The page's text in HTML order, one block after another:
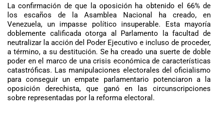
La confirmación de que la oposición ha obtenido el 66% de
los escaños de la Asamblea Nacional ha creado, en
Venezuela, un impasse político insuperable. Esta mayoría
doblemente calificada otorga al Parlamento la facultad de
neutralizar la acción del Poder Ejecutivo e incluso de proceder,
a término, a su destitución. Se ha creado una suerte de doble
poder en el marco de una crisis económica de características
catastróficas. Las manipulaciones electorales del oficialismo
para conseguir un empate parlamentario potenciaron a la
oposición derechista, que ganó en las circunscripciones
sobre representadas por la reforma electoral.